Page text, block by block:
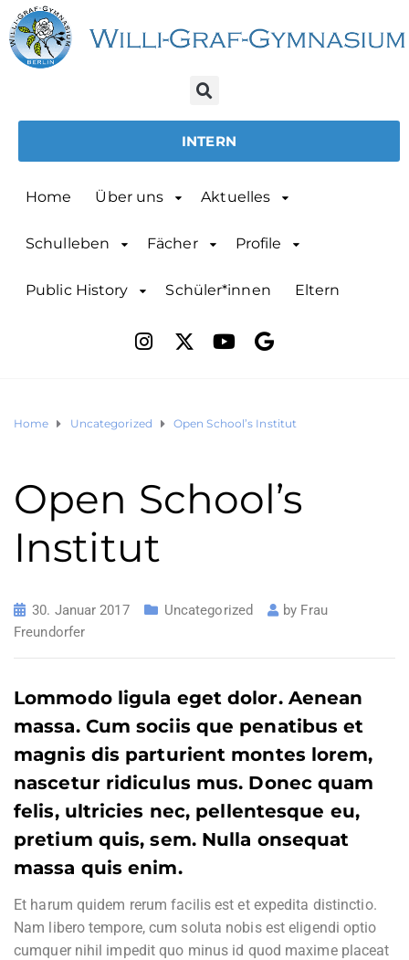
INTERN
Home Über uns Aktuelles
Schulleben Fächer Profile
Public History Schüler*innen Eltern
Home Uncategorized Open School’s Institut
Open School’s
Institut
30. Januar 2017 Uncategorized by Frau
Freundorfer
Lommodo ligula eget dolor. Aenean
massa. Cum sociis que penatibus et
magnis dis parturient montes lorem,
nascetur ridiculus mus. Donec quam
felis, ultricies nec, pellentesque eu,
pretium quis, sem. Nulla onsequat
massa quis enim.
Et harum quidem rerum facilis est et expedita distinctio.
Nam libero tempore, cum soluta nobis est eligendi optio
cumquer nihil impedit quo minus id quod maxime placeat